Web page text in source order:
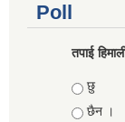
Poll
तपाई
Choices
छु
छैन ।